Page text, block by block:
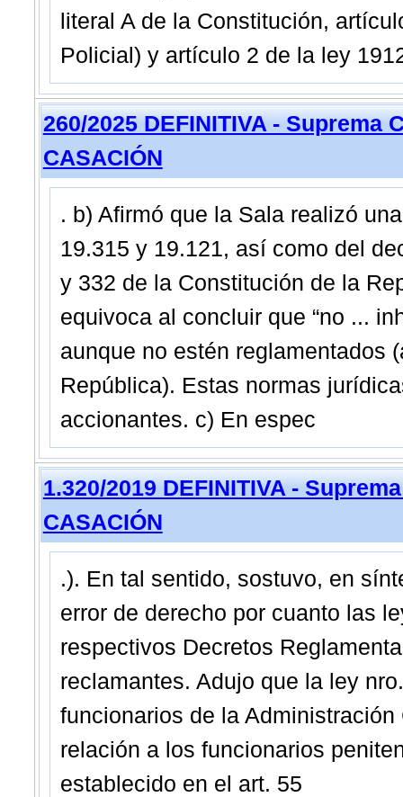
literal A de la Constitución,
Policial) y artículo 2 de la ley
260/2025 DEFINITIVA - Suprema
CASACIÓN
. b) Afirmó que la Sala realizó
19.315 y 19.121, así como del
y 332 de la Constitución de la
equivoca al concluir que “no ...
aunque no estén reglamentados
República). Estas normas
accionantes. c) En espec
1.320/2019 DEFINITIVA -
CASACIÓN
.). En tal sentido, sostuvo, en
error de derecho por cuanto las
respectivos Decretos
reclamantes. Adujo que la ley
funcionarios de la
relación a los funcionarios
establecido en el art. 55